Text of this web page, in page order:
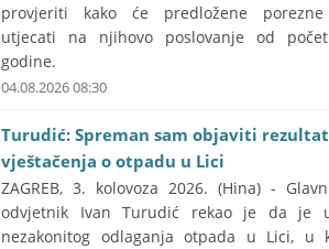
provjeriti kako će predložene porezne
utjecati na njihovo poslovanje od
godine.
04.08.2026 08:30
Turudić: Spreman sam objaviti
vještačenja o otpadu u Lici
ZAGREB, 3. kolovoza 2026. (Hina) -
odvjetnik Ivan Turudić rekao je da je
nezakonitog odlaganja otpada u Lici, u